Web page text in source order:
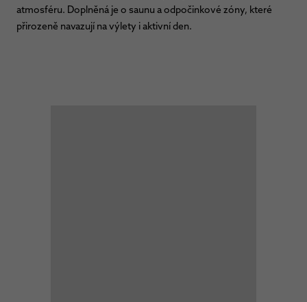
atmosféru. Doplněná je o saunu a odpočinkové zóny, které
přirozeně navazují na výlety i aktivní den.